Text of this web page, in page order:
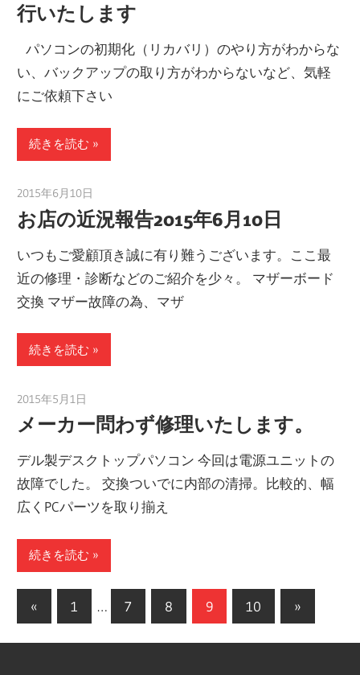
行いたします
パソコンの初期化（リカバリ）のやり方がわからな
い、バックアップの取り方がわからないなど、気軽
にご依頼下さい
続きを読む
2015年6月10日
お店の近況報告2015年6月10日
いつもご愛顧頂き誠に有り難うございます。ここ最
近の修理・診断などのご紹介を少々。 マザーボード
交換 マザー故障の為、マザ
続きを読む
2015年5月1日
メーカー問わず修理いたします。
デル製デスクトップパソコン 今回は電源ユニットの
故障でした。 交換ついでに内部の清掃。比較的、幅
広くPCパーツを取り揃え
続きを読む
投
«
の
1 … 7 8 9 10
次
の
»